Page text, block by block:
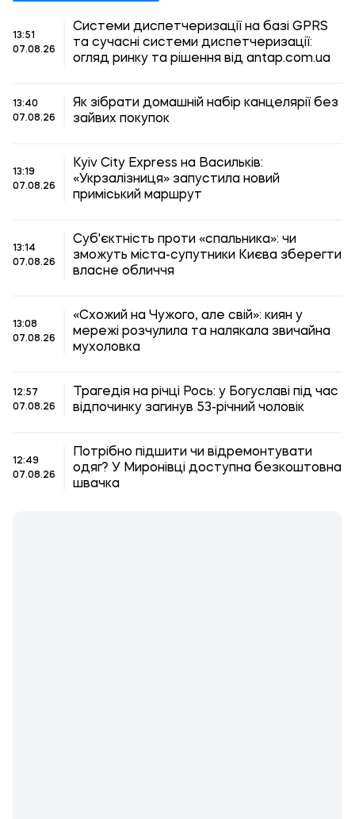
13:51
07.08.26
Системи диспетчеризації на базі GPRS
та сучасні системи диспетчеризації:
огляд ринку та рішення від antap.com.ua
13:40
07.08.26
Як зібрати домашній набір канцелярії без
зайвих покупок
13:19
07.08.26
Kyiv City Express на Васильків:
«Укрзалізниця» запустила новий
приміський маршрут
13:14
07.08.26
Суб'єктність проти «спальника»: чи
зможуть міста-супутники Києва зберегти
власне обличчя
13:08
07.08.26
«Схожий на Чужого, але свій»: киян у
мережі розчулила та налякала звичайна
мухоловка
12:57
07.08.26
Трагедія на річці Рось: у Богуславі під час
відпочинку загинув 53-річний чоловік
12:49
07.08.26
Потрібно підшити чи відремонтувати
одяг? У Миронівці доступна безкоштовна
швачка